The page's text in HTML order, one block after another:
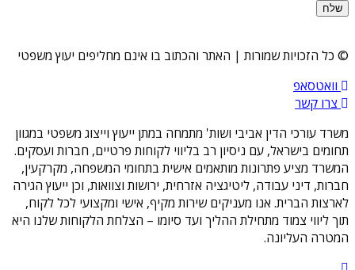
שלח
© כל הזכויות שמורות | האתר והכתוב בו אינם מחליפים יעוץ משפטי
וואטסאפ
צרו קשר
משרד עורכי הדין אביבי ושות' מתמחה במתן ייעוץ וייצוג משפטי במגוון
תחומים בישראל, עם ניסיון רב בליווי לקוחות פרטיים, חברות ועסקים.
המשרד מציע פתרונות מותאמים אישית בתחומי המשפחה, מקרקעין,
חברות, דיני עבודה, ליטיגציה אזרחית, ירושות וצוואות, וכן ייעוץ הגירה
לארצות הברית. אנו מעניקים שירות מקיף, אישי ומקצועי לכל לקוח,
תוך ליווי צמוד מתחילת ההליך ועד סיומו – הצלחת הלקוחות שלנו היא
המטרה העליונה.